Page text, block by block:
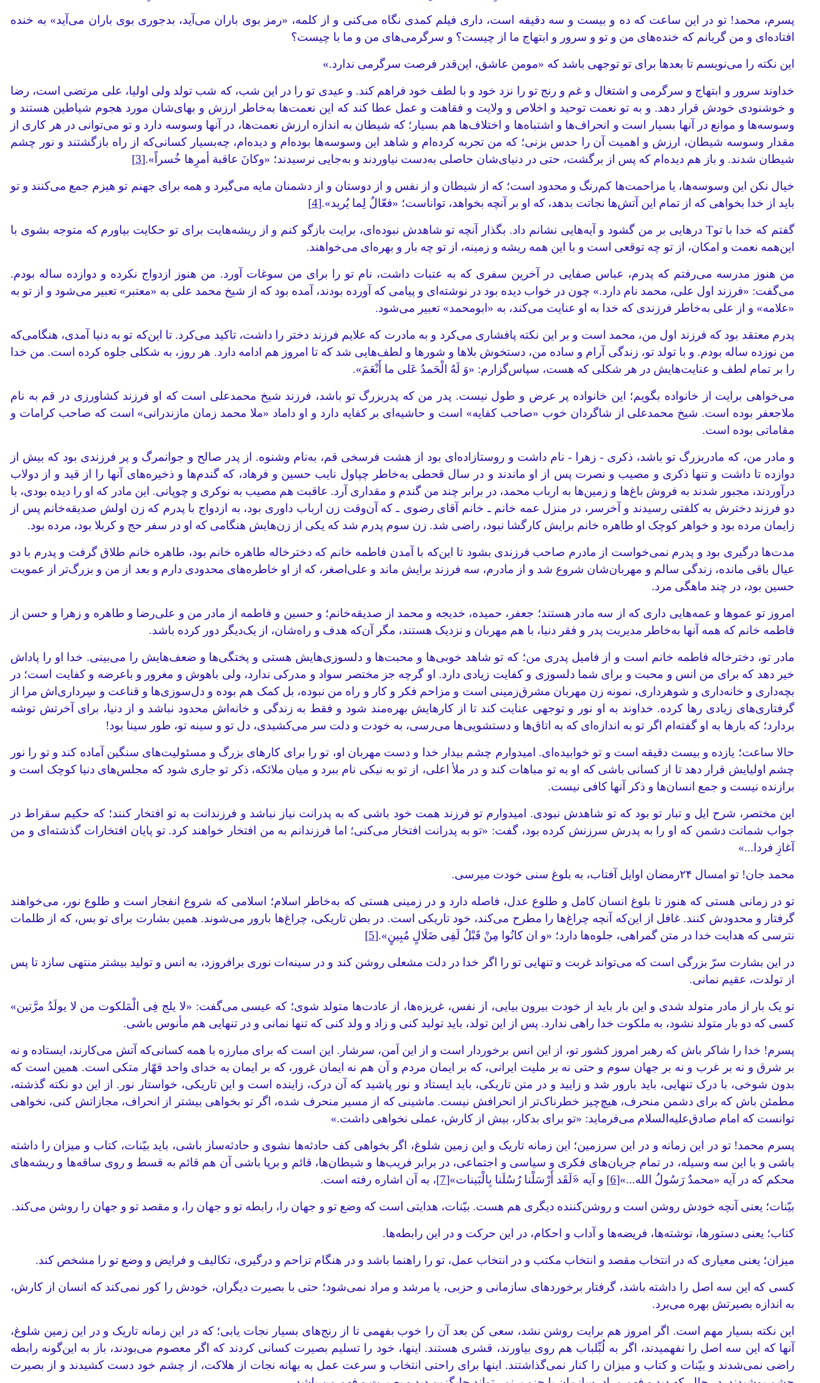
پسرم، محمد! تو در این ساعت که ده و بیست و سه دقیقه است، داری فیلم کمدی نگاه می‌کنی و از کلمه، «رمز بوی باران می‌آید، بد‌جوری بوی باران می‌آید» به خنده
افتاده‌ای و من گریانم که خنده‌های من و تو و سرور و ابتهاج ما از چیست؟ و سرگرمی‌های من و ما با چیست؟
این نکته را می‌نویسم تا بعدها برای تو توجهی باشد که «مومن عاشق، این‌قدر فرصت سرگرمی ندارد.»
خداوند سرور و ابتهاج و سرگرمی و اشتغال و غم و رنج تو را نزد خود و با لطف خود فراهم کند. و عیدی تو را در این شب، که شب تولد ولی اولیا، علی مرتضی است، رضا
و خوشنودی خودش قرار دهد. و به تو نعمت توحید و اخلاص و ولایت و فقاهت و عمل عطا کند که این نعمت‌ها به‌خاطر ارزش و بهای‌شان مورد هجوم شیاطین هستند و
وسوسه‌ها و موانع در آنها بسیار است و انحراف‌ها و اشتباه‌ها و اختلاف‌ها هم بسیار؛ که شیطان به اندازه ارزش نعمت‌ها، در آنها وسوسه دارد و تو می‌توانی در هر کاری از
مقدار وسوسه شیطان، ارزش و اهمیت آن را حدس بزنی؛ که من تجربه کرده‌ام و شاهد این وسوسه‌ها بوده‌ام و دیده‌ام، چه‌‌بسیار کسانی‌که از راه بازگشتند و نور چشم
شیطان شدند. و باز هم دیده‌ام که پس از برگشت، حتی در دنیای‌شان حاصلی به‌دست نیاوردند و به‌جایی نرسیدند؛ «وکانَ عاقبة أمرِها خُسراً».[3]
خیال نکن این وسوسه‌ها، یا مزاحمت‌ها کم‌رنگ و محدود است؛ که از شیطان و از نفس و از دوستان و از دشمنان مایه می‌گیرد و همه برای جهنم تو هیزم جمع می‌کنند و تو
باید از خدا بخواهی که از تمام این آتش‌ها نجاتت بدهد، که او بر آنچه بخواهد، تواناست؛ «فعّالٌ لِما یُرید».[4]
گفتم که خدا با توT درهایی بر من گشود و آیه‌هایی نشانم داد. بگذار آنچه تو شاهدش نبوده‌ای، برایت بازگو کنم و از ریشه‌هایت برای تو حکایت بیاورم که متوجه بشوی با
این‌همه نعمت و امکان، از تو چه توقعی است و با این همه ریشه و زمینه، از تو چه بار و بهره‌ای می‌خواهند.
من هنوز مدرسه می‌رفتم که پدرم، عباس صفایی در آخرین سفری که به عتبات داشت، نام تو را برای من سوغات آورد. من هنوز ازدواج نکرده و دوازده ساله بودم.
می‌گفت: «فرزند اول على، محمد نام دارد.» چون در خواب دیده بود در نوشته‌ای و پیامی که آورده بودند، آمده بود که از شیخ محمد علی به «معتبر» تعبیر می‌شود و از تو به
«علامه» و از علی به‌خاطر فرزندی که خدا به او عنایت می‌کند، به «ابومحمد» تعبیر می‌شود.
پدرم معتقد بود که فرزند اول من، محمد است و بر این نکته پافشاری می‌کرد و به مادرت که علایم فرزند دختر را داشت، تاکید می‌کرد. تا این‌که تو به دنیا آمدی، هنگامی‌که
من نوزده ساله بودم. و با تولد تو، زندگی آرام و ساده من، دستخوش بلاها و شورها و لطف‌هایی شد که تا امروز هم ادامه دارد. هر روز، به شکلی جلوه کرده است. من خدا
را بر تمام لطف‌ و عنایت‌هایش در هر شکلی که هست، سپاس‌گزارم: «وَ لَهُ الْحَمدُ عَلى ما أَنْعَمَ».
می‌خواهی برایت از خانواده بگویم؛ این خانواده پر عرض و طول نیست. پدر من که پدربزرگ تو باشد، فرزند شیخ محمد‌علی است که او فرزند کشاورزی در قم به نام
ملا‌جعفر بوده است. شیخ محمد‌علی از شاگردان خوب «صاحب کفایه» است و حاشیه‌ای بر کفایه دارد و او داماد «ملا محمد زمان مازندرانی» است که صاحب کرامات و
مقاماتی بوده است.
و مادر من، که مادربزرگ تو باشد، ذکری - زهرا - نام داشت و روستازاده‌ای بود از هشت فرسخی قم، به‌نام وشنوه. از پدر صالح و جوانمرگ و پر فرزندی بود که بیش از
دوازده تا داشت و تنها ذکری و مصیب و نصرت پس از او ماندند و در سال قحطی به‌خاطر چپاول نایب حسین و فرهاد، که گندم‌ها و ذخیره‌های آنها را از قید و از دولاب
درآوردند، مجبور شدند به فروش باغ‌ها و زمین‌ها به ارباب محمد، در برابر چند من گندم و مقداری آرد. عاقبت هم مصیب به نوکری و چوپانی. این مادر که او را دیده بودی، با
دو فرزند دخترش به کلفتی رسیدند و آخرسر، در منزل عمه خانم ـ خانم آقای رضوی ـ که آن‌وقت زن ارباب داوری بود، به ازدواج با پدرم که زن اولش صدیقه‌خانم پس از
زایمان مرده بود و خواهر کوچک او طاهره خانم برایش کارگشا نبود، راضی شد. زن سوم پدرم شد که یکی از زن‌هایش هنگامی که او در سفر حج و کربلا بود، مرده بود.
مدت‌ها درگیری بود و پدرم نمی‌خواست از مادرم صاحب فرزندی بشود تا این‌که با آمدن فاطمه خانم که دخترخاله طاهره خانم بود، طاهره خانم طلاق گرفت و پدرم با دو
عیال باقی مانده، زندگی سالم و مهربان‌شان شروع شد و از مادرم، سه فرزند برایش ماند و علی‌اصغر، که از او خاطره‌های محدودی دارم و بعد از من و بزرگ‌تر از عمویت
حسین بود، در چند ماهگی مرد.
امروز تو عموها و عمه‌هایی داری که از سه مادر هستند؛ جعفر، حمیده، خدیجه و محمد از صدیقه‌خانم؛ و حسین و فاطمه از مادر من و علی‌رضا و طاهره و زهرا و حسن از
فاطمه خانم که همه آنها به‌خاطر مدیریت پدر و فقر دنیا، با هم مهربان و نزدیک هستند، مگر آن‌که هدف و راه‌شان، از یک‌دیگر دور کرده باشد.
مادر تو، دخترخاله فاطمه خانم است و از فامیل پدری من؛ که تو شاهد خوبی‌ها و محبت‌ها و دلسوزی‌هایش هستی و پختگی‌ها و ضعف‌هایش را می‌بینی. خدا او را پاداش
خیر دهد که برای من انس و محبت و برای شما دلسوزی و کفایت زیادی دارد. او گرچه جز مختصر سواد و مدرکی ندارد، ولی باهوش و مغرور و باعرضه و کفایت است؛ در
بچه‌داری و خانه‌داری و شوهرداری، نمونه زن مهربان مشرق‌زمینی است و مزاحم فکر و کار و راه من نبوده، بل کمک هم بوده و دل‌سوزی‌ها و قناعت و سِرداری‌اش مرا از
گرفتاری‌های زیادی رها کرده. خداوند به او نور و توجهی عنایت کند تا از کارهایش بهره‌مند شود و فقط به زندگی و خانه‌اش محدود نباشد و از دنیا، برای آخرتش توشه
بردارد؛ که بارها به او گفته‌ام اگر تو به اندازه‌ای که به اتاق‌ها و دستشویی‌ها می‌رسی، به خودت و دلت سر می‌کشیدی، دل تو و سینه تو، طور سینا بود!
حالا ساعت؛ یازده و بیست دقیقه است و تو خوابیده‌ای. امیدوارم چشم بیدار خدا و دست مهربان او، تو را برای کارهای بزرگ و مسئولیت‌های سنگین آماده کند و تو را نور
چشم اولیایش قرار دهد تا از کسانی باشی که او به تو مباهات کند و در ملأ اعلی، از تو به نیکی نام ببرد و میان ملائکه، ذکر تو جاری شود که مجلس‌های دنیا کوچک است و
برازنده نیست و جمع انسان‌ها و ذکر آنها کافی نیست.
این مختصر، شرح ایل و تبار تو بود که تو شاهدش نبودی. امیدوارم تو فرزند همت خود باشی که به پدرانت نیاز نباشد و فرزندانت به تو افتخار کنند؛ که حکیم سقراط در
جواب شماتت دشمن که او را به پدرش سرزنش کرده بود، گفت: «تو به پدرانت افتخار می‌کنی؛ اما فرزندانم به من افتخار خواهند کرد. تو پایان افتخارات گذشته‌ای و من
آغازِ فردا...»
محمد جان! تو امسال ۲۴رمضان اوایل آفتاب، به بلوغ سنی خودت میرسی.
تو در زمانی هستی که هنوز تا بلوغ انسان کامل و طلوع عدل، فاصله دارد و در زمینی هستی که به‌خاطر اسلام؛ اسلامی که شروع انفجار است و طلوع نور، می‌خواهند
گرفتار و محدودش کنند. غافل از این‌که آنچه چراغ‌ها را مطرح می‌کند، خود تاریکی است. در بطن تاریکی، چراغ‌ها بارور می‌شوند. همین بشارت برای تو بس، که از ظلمات
نترسی که هدایت خدا در متن گمراهی، جلوه‌ها دارد؛ «و ان کانُوا مِنْ قَبْلُ لَفِی ضَلَالٍ مُبِینٍ».[5]
در این بشارت سرّ بزرگی است که می‌تواند غربت و تنهایی تو را اگر خدا در دلت مشعلی روشن کند و در سینه‌ات نوری برافروزد، به انس و تولید بیشتر منتهی سازد تا پس
از تولدت، عقیم نمانی.
تو یک بار از مادر متولد شدی و این بار باید از خودت بیرون بیایی، از نفس، غریزه‌ها، از عادت‌ها متولد شوی؛ که عیسی می‌گفت: «لا یلج فِی الْمَلکوت من لا یولَدُ مرَّتین»
کسی که دو بار متولد نشود، به ملکوت خدا راهی ندارد. پس از این تولد، باید تولید کنی و زاد و ولد کنی که تنها نمانی و در تنهایی هم مأنوس باشی.
پسرم! خدا را شاکر باش که رهبر امروز کشور تو، از این انس برخوردار است و از این اَمن، سرشار. این است که برای مبارزه با همه کسانی‌که آتش می‌کارند، ایستاده و نه
بر شرق و نه بر غرب و نه بر جهان سوم و حتی نه بر ملیت ایرانی، که بر ایمان مردم و آن هم نه ایمان غرور، که بر ایمان به خدای واحد قهّار متکی است. همین است که
بدون شوخی، با درک تنهایی، باید بارور شد و زایید و در متن تاریکی، باید ایستاد و نور پاشید که آن درک، زاینده است و این تاریکی، خواستار نور. از این دو نکته گذشته،
مطمئن باش که برای دشمن منحرف، هیچ‌چیز خطرناک‌تر از انحرافش نیست. ماشینی که از مسیر منحرف شده، اگر تو بخواهی بیشتر از انحراف، مجازاتش کنی، نخواهی
توانست که امام صادق‌علیه‌السلام می‌فرماید: «تو برای بدکار، بیش از کارش، عملی نخواهی داشت.»
پسرم محمد! تو در این زمانه و در این سرزمین؛ این زمانه تاریک و این زمین شلوغ، اگر بخواهی کف حادثه‌ها نشوی و حادثه‌ساز باشی، باید بیّنات، کتاب و میزان را داشته
باشی و با این سه وسیله، در تمام جریان‌های فکری و سیاسی و اجتماعی، در برابر فریب‌ها و شیطان‌ها، قائم و برپا باشی آن هم قائم به قسط و روی ساقه‌ها و ریشه‌های
محکم که در آیه «محمدٌ رَسُولُ الله...»[6] و آیه «َلَقَد أَرْسَلْنا رُسُلَنا بِالْبَینات»[7] ، به آن اشاره رفته است.
بیّنات؛ یعنی آنچه خودش روشن است و روشن‌کننده دیگری هم هست. بیّنات، هدایتی است که وضع تو و جهان را، رابطه تو و جهان را، و مقصد تو و جهان را روشن می‌کند.
کتاب؛ یعنی دستورها، نوشته‌ها، فریضه‌ها و آداب و احکام، در این حرکت و در این رابطه‌ها.
میزان؛ یعنی معیاری که در انتخاب مقصد و انتخاب مکتب و در انتخاب عمل، تو را راهنما باشد و در هنگام تزاحم و درگیری، تکالیف و فرایض و وضع تو را مشخص کند.
کسی که این سه اصل را داشته باشد، گرفتار برخوردهای سازمانی و حزبی، یا مرشد و مراد نمی‌شود؛ حتی با بصیرت دیگران، خودش را کور نمی‌کند که انسان از کارش،
به اندازه بصیرتش بهره می‌برد.
این نکته بسیار مهم است. اگر امروز هم برایت روشن نشد، سعی کن بعد آن را خوب بفهمی تا از رنج‌های بسیار نجات یابی؛ که در این زمانه تاریک و در این زمین شلوغ،
آنها که این سه اصل را نفهمیدند، اگر به لُبِّلباب هم روی بیاورند، قشری هستند. اینها، خود را تسلیم بصیرت کسانی کردند که اگر معصوم می‌بودند، باز به این‌گونه رابطه
راضی نمی‌شدند و بیّنات و کتاب و میزان را کنار نمی‌گذاشتند. اینها برای راحتی انتخاب و سرعت عمل به بهانه نجات از هلاکت، از چشم خود دست کشیدند و از بصیرت